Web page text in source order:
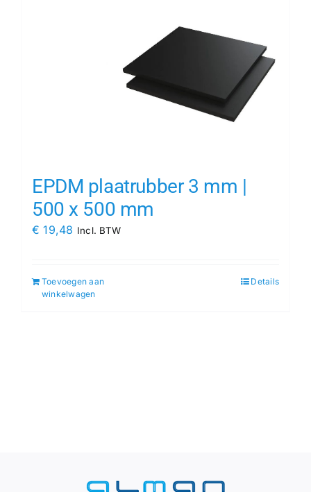
EPDM plaatrubber 3 mm |
500 x 500 mm
€ 19,48 Incl. BTW
Toevoegen aan
winkelwagen
Details